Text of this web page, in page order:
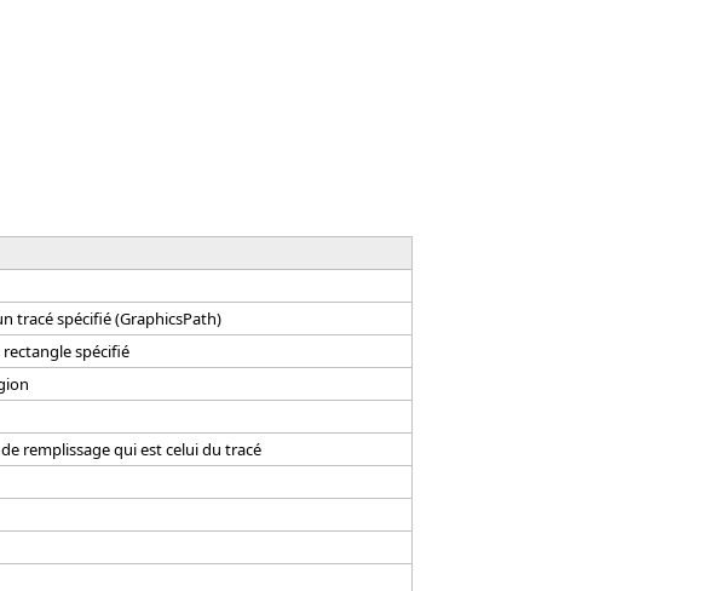
tracé spécifié (GraphicsPath)
spécifié
remplissage qui est celui du tracé